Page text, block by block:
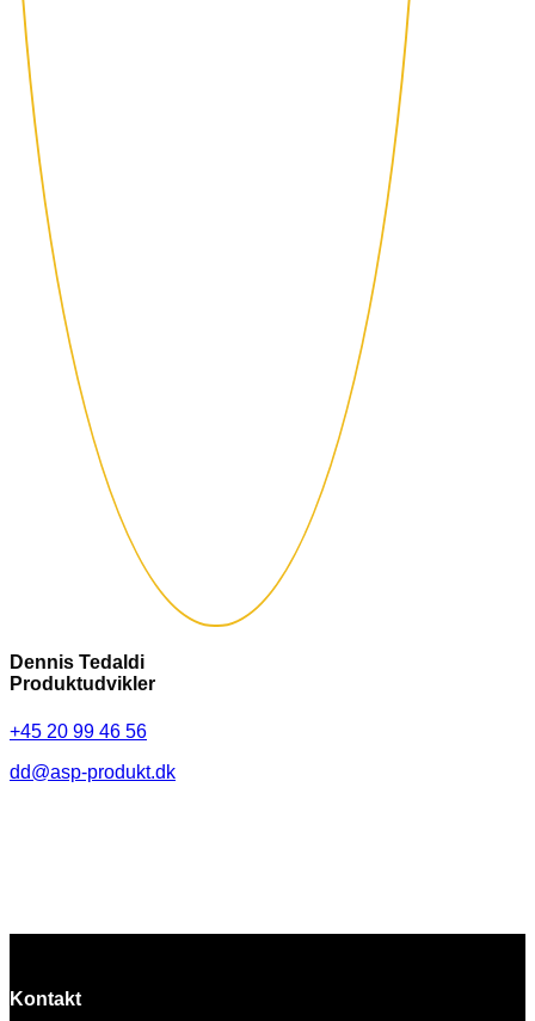
Dennis Tedaldi
Produktudvikler
+45 20 99 46 56
dd@asp-produkt.dk
Kontakt